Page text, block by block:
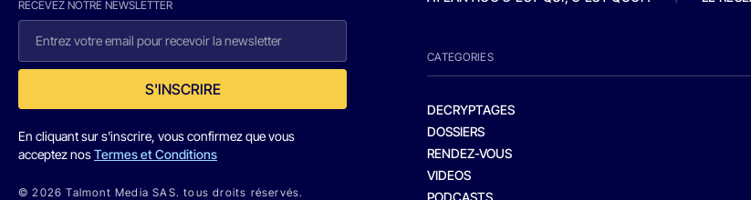
RECEVEZ NOTRE NEWSLETTER
S'INSCRIRE
En cliquant sur s'inscrire, vous confirmez que vous
acceptez nosTermes et Conditions
© 2026 Talmont Media SAS. tous droits réservés.
CATEGORIES
DECRYPTAGES
DOSSIERS
RENDEZ-VOUS
VIDEOS
PODCASTS